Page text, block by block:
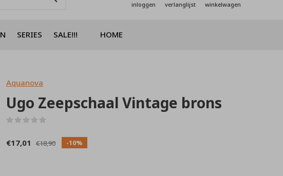
SERIES SALE!!! HOME
inloggen verlanglijst winkelwagen
Aquanova
Ugo Zeepschaal Vintage brons
€17,01 €18,90 -10%